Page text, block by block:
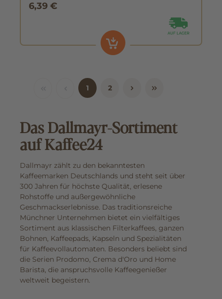
6,39 €
1 2
Das Dallmayr-Sortiment
auf Kaffee24
Dallmayr zählt zu den bekanntesten
Kaffeemarken Deutschlands und steht seit über
300 Jahren für höchste Qualität, erlesene
Rohstoffe und außergewöhnliche
Geschmackserlebnisse. Das traditionsreiche
Münchner Unternehmen bietet ein vielfältiges
Sortiment aus klassischen Filterkaffees, ganzen
Bohnen, Kaffeepads, Kapseln und Spezialitäten
für Kaffeevollautomaten. Besonders beliebt sind
die Serien Prodomo, Crema d'Oro und Home
Barista, die anspruchsvolle Kaffeegenießer
weltweit begeistern.